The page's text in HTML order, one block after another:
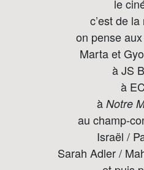
le
c’est de
on pense
Marta et
à JS
à
à Notre
au champ-
Israël /
Sarah Adler /